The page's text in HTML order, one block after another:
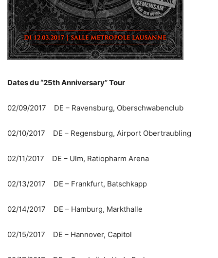
Dates du “25th Anniversary” Tour
02/09/2017 DE – Ravensburg, Oberschwabenclub
02/10/2017 DE – Regensburg, Airport Obertraubling
02/11/2017 DE – Ulm, Ratiopharm Arena
02/13/2017 DE – Frankfurt, Batschkapp
02/14/2017 DE – Hamburg, Markthalle
02/15/2017 DE – Hannover, Capitol